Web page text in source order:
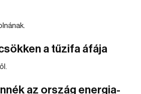
a tűzifa áfája
az ország energia-